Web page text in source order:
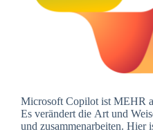
Microsoft Copilot ist MEHR
Es verändert die Art und
und zusammenarbeiten. Hier